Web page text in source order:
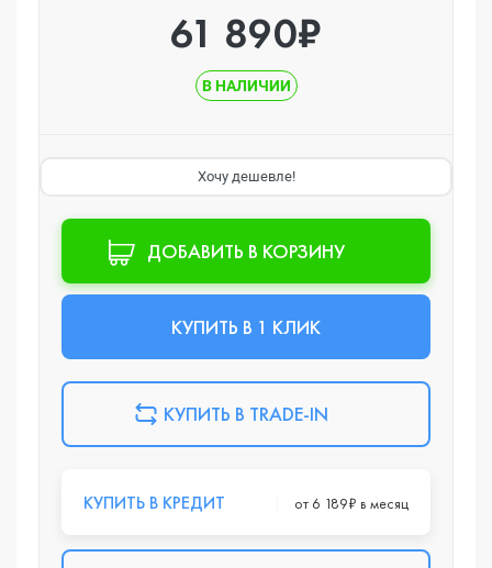
61 890₽
В НАЛИЧИИ
Хочу дешевле!
ДОБАВИТЬ В КОРЗИНУ
КУПИТЬ В 1 КЛИК
КУПИТЬ В TRADE-IN
КУПИТЬ В КРЕДИТ от 6 189₽ в месяц